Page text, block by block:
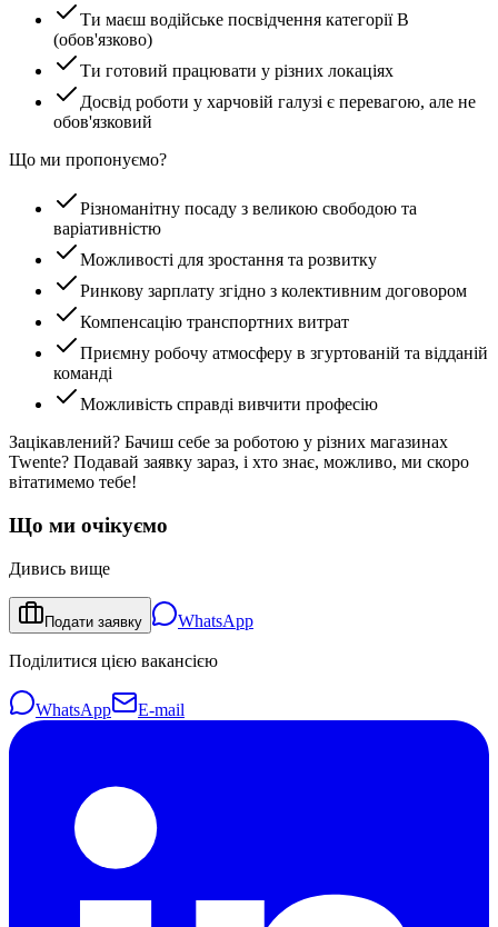
Ти маєш водійське посвідчення категорії B
(обов'язково)
Ти готовий працювати у різних локаціях
Досвід роботи у харчовій галузі є перевагою, але не
обов'язковий
Що ми пропонуємо?
Різноманітну посаду з великою свободою та
варіативністю
Можливості для зростання та розвитку
Ринкову зарплату згідно з колективним договором
Компенсацію транспортних витрат
Приємну робочу атмосферу в згуртованій та відданій
команді
Можливість справді вивчити професію
Зацікавлений? Бачиш себе за роботою у різних магазинах
Twente? Подавай заявку зараз, і хто знає, можливо, ми скоро
вітатимемо тебе!
Що ми очікуємо
Дивись вище
Подати заявку WhatsApp
Поділитися цією вакансією
WhatsApp E-mail